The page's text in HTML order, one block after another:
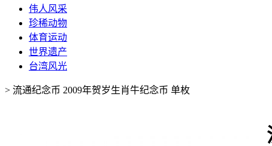
伟人风采
珍稀动物
体育运动
世界遗产
台湾风光
> 流通纪念币 2009年贺岁生肖牛纪念币 单枚